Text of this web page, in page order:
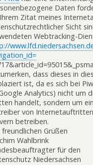
Daten
Zitat meines
Sicht
Webtracking-
dass dieses in
ist, da es sich bei
Analytics) nicht um
handelt, sondern um
von
betreiben.
Grüßen
Wahlbrink
für den
Niedersachsen